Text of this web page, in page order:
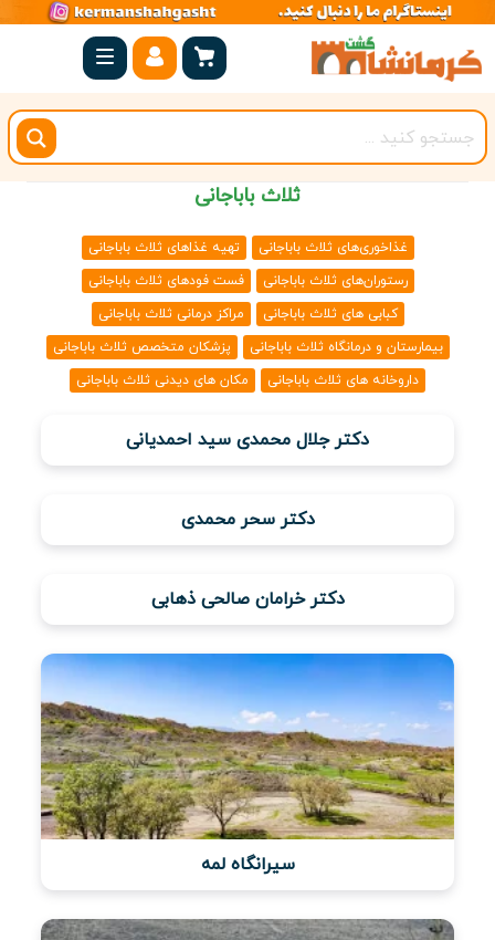
صفحه
اصلی
کرمانشاه
روستاهای
ویدئو
ثلاث باباجانی
غذاخوری‌های ثلاث باباجانی
تهیه غذاهای ثلاث باباجانی
رستوران‌های ثلاث باباجانی
فست فودهای ثلاث باباجانی
کبابی های ثلاث باباجانی
مراکز درمانی ثلاث باباجانی
بیمارستان و درمانگاه ثلاث باباجانی
پزشکان متخصص ثلاث باباجانی
داروخانه های ثلاث باباجانی
مکان های دیدنی ثلاث باباجانی
دکتر جلال محمدی سید احمدیانی
دکتر سحر محمدی
دکتر خرامان صالحی ذهابی
سیرانگاه لمه